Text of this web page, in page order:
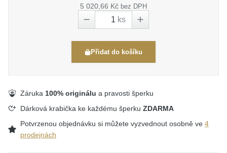
5 020,66 Kč bez DPH
ks
Přidat do košíku
Záruka 100% originálu a pravosti šperku
Dárková krabička ke každému šperku ZDARMA
Potvrzenou objednávku si můžete vyzvednout osobně ve 4
prodejnách